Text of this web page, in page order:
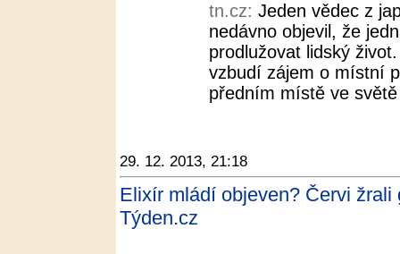
tn.cz: Jeden vědec z
nedávno objevil, že
prodlužovat lidský
vzbudí zájem o místní
předním místě ve
29. 12. 2013, 21:18
Elixír mládí objeven? Červi
Týden.cz